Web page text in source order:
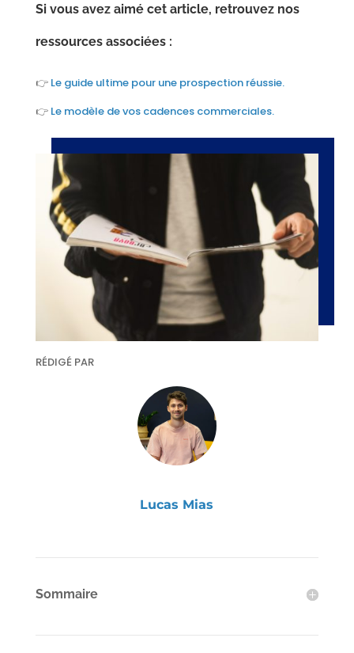
Si vous avez aimé cet article, retrouvez nos
ressources associées :
👉 Le guide ultime pour une prospection réussie.
👉 Le modèle de vos cadences commerciales.
RÉDIGÉ PAR
Lucas Mias
Sommaire